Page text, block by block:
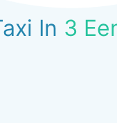
In 3